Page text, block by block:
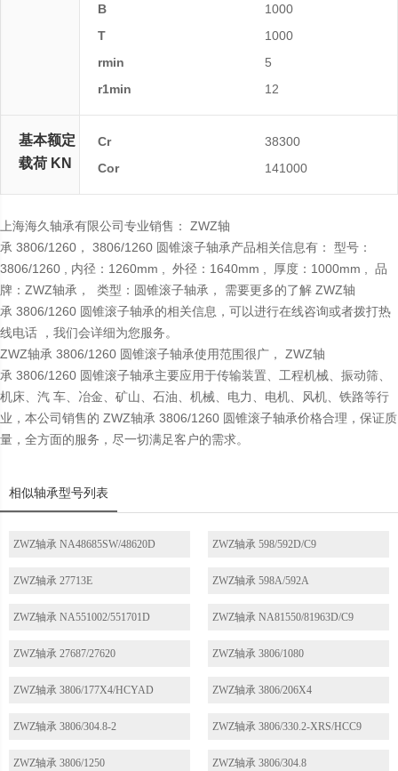
B
1000
T
1000
rmin
5
r1min
12
基本额定
载荷 KN
Cr
38300
Cor
141000
上海海久轴承有限公司专业销售： ZWZ轴
承 3806/1260， 3806/1260 圆锥滚子轴承产品相关信息有： 型号：
3806/1260 , 内径： 1260mm , 外径：1640mm , 厚度：1000mm , 品
牌：ZWZ轴承， 类型：圆锥滚子轴承， 需要更多的了解 ZWZ轴
承 3806/1260 圆锥滚子轴承的相关信息，可以进行在线咨询或者拨打热
线电话 ，我们会详细为您服务。
ZWZ轴承 3806/1260 圆锥滚子轴承使用范围很广， ZWZ轴
承 3806/1260 圆锥滚子轴承主要应用于传输装置、工程机械、振动筛、
机床、汽 车、冶金、矿山、石油、机械、电力、电机、风机、铁路等行
业，本公司销售的 ZWZ轴承 3806/1260 圆锥滚子轴承价格合理，保证质
量，全方面的服务，尽一切满足客户的需求。
相似轴承型号列表
ZWZ轴承 NA48685SW/48620D ZWZ轴承 598/592D/C9
ZWZ轴承 27713E ZWZ轴承 598A/592A
ZWZ轴承 NA551002/551701D ZWZ轴承 NA81550/81963D/C9
ZWZ轴承 27687/27620 ZWZ轴承 3806/1080
ZWZ轴承 3806/177X4/HCYAD ZWZ轴承 3806/206X4
ZWZ轴承 3806/304.8-2 ZWZ轴承 3806/330.2-XRS/HCC9
ZWZ轴承 3806/1250 ZWZ轴承 3806/304.8